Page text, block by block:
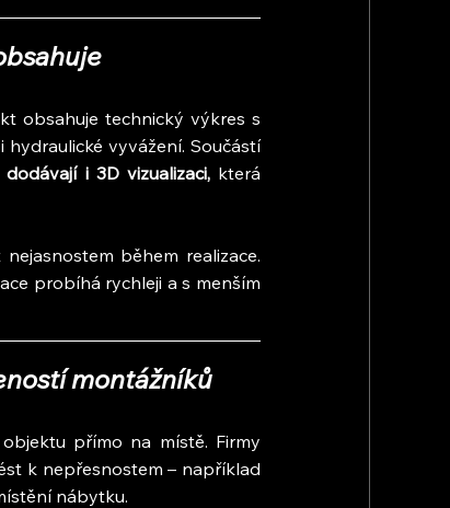
obsahuje technický výkres s
vyvážení. Součástí
i 3D vizualizaci, která
během realizace.
probíhá rychleji a s menším
montážníků
přímo na místě. Firmy
k nepřesnostem – například
nábytku.